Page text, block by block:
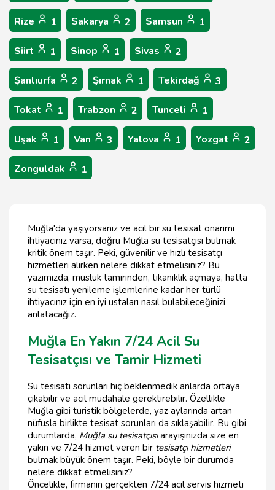
Rize 1 Sakarya 2 Samsun 1
Siirt 1 Sinop 1 Sivas 2
Şanlıurfa 2 Şırnak 1 Tekirdağ 3
Tokat 1 Trabzon 2 Tunceli 1
Uşak 1 Van 3 Yalova 1 Yozgat 2
Zonguldak 1
Muğla'da yaşıyorsanız ve acil bir su tesisat onarımı
ihtiyacınız varsa, doğru Muğla su tesisatçısı bulmak
kritik önem taşır. Peki, güvenilir ve hızlı tesisatçı
hizmetleri alırken nelere dikkat etmelisiniz? Bu
yazımızda, musluk tamirinden, tıkanıklık açmaya, hatta
su tesisatı yenileme işlemlerine kadar her türlü
ihtiyacınız için en iyi ustaları nasıl bulabileceğinizi
anlatacağız.
Muğla En Yakın 7/24 Acil Su
Tesisatçısı ve Tamir Hizmeti
Su tesisatı sorunları hiç beklenmedik anlarda ortaya
çıkabilir ve acil müdahale gerektirebilir. Özellikle
Muğla gibi turistik bölgelerde, yaz aylarında artan
nüfusla birlikte tesisat sorunları da sıklaşabilir. Bu gibi
durumlarda, Muğla su tesisatçısıarayışınızda size en
yakın ve 7/24 hizmet veren bir tesisatçı hizmetleri
bulmak büyük önem taşır. Peki, böyle bir durumda
nelere dikkat etmelisiniz?
Öncelikle, firmanın gerçekten 7/24 acil servis hizmeti